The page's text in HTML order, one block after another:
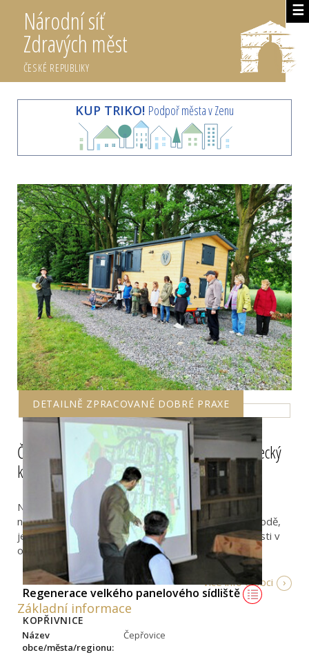
☰
Národní síť
Zdravých měst
ČESKÉ REPUBLIKY
KUP TRIKO! Podpoř města v Zenu
DETAILNĚ ZPRACOVANÉ DOBRÉ PRAXE
Regenerace velkého panelového sídliště
KOPŘIVNICE
Čepřovice: Klubovna "Jezevčárna" pro myslivecký
kroužek
Nové vzdělávací zázemí pro myslivecký kroužek,
napomáhající výchově mladé generace k lásce k přírodě,
je další ukázkou podpory komunity a spolkové činnosti v
obci Čepřovice.
Více info o obci
Základní informace
Název
obce/města/regionu:
Čepřovice